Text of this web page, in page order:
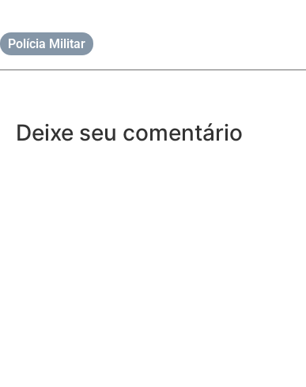
Polícia Militar
Deixe seu comentário